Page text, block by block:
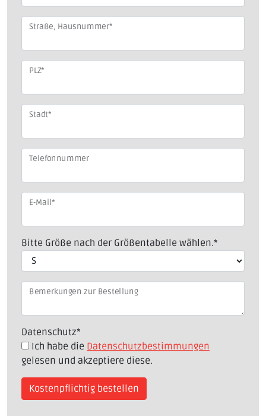
Straße, Hausnummer*
PLZ*
Stadt*
Telefonnummer
E-Mail*
Bitte Größe nach der Größentabelle wählen.*
Bemerkungen zur Bestellung
Datenschutz*
Ich habe die Datenschutzbestimmungen
gelesen und akzeptiere diese.